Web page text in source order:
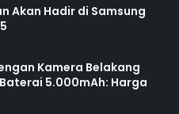
Akan Hadir di Samsung
Kamera Belakang
5.000mAh: Harga